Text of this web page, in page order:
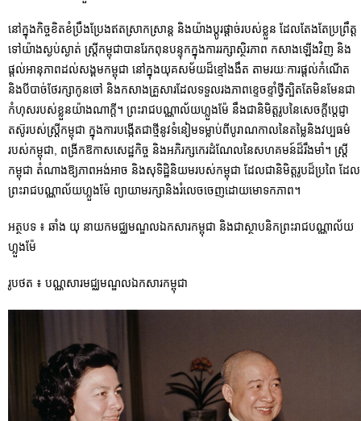
នៅក្នុង​កិច្ច​ខិតខំប្រឹង​ប្រែង​ឥតស្រាកស្រាន្ត និង​យ៉ាងប្តូរផ្តាច់​របស់​ខ្លួន ដែល​តែង​តែ​ប្រព្រឹត្ត
ទៅ​យ៉ាង​ស្ងប់​ស្ងាត់ ស្ត្រីកម្ពុជា​បាន​រែក​ពុន​បន្ទុក​ក្នុង​ការ​រក្សាស្ថិរភាព កសាង​ឡើងវិញ និង​
ផ្តល់​អានុភាព​ដល់​សង្គម​កម្ពុជា នៅក្នុង​យុគសម័យ​ដ៏ខ្មៅងងឹត តាមរយៈការ​ផ្តល់​កំណើត​
និង​បីបាច់ថែរក្សា​កូនចៅ និង​កសាងគ្រួសារ​ដែលទទួល​រងភាពខ្ទេចខ្ទាំថ្វីត្បិតតែ​​មិនមែនជា
កំហុសរបស់​ខ្លួនយ៉ាង​ណាក្តី​។​ ព្រះរាជបណ្ណាល័យហ្លួងម៉ែ នឹង​ជា​និមិត្ត​រូប​នៃ​សេចក្តីប្តេជ្ញា​
តស៊ូ​របស់​ស្ត្រី​កម្ពុជា ក្នុង​ការ​បង្កើត​ជាថ្មី​នូវ​ទំនៀមទម្លាប់ពីបូរាណកាល​នៃ​តម្លៃនិង​វប្បធម៌
របស់​កម្ពុជា, ពង្រីក​ឱកាស​សេដ្ឋកិច្ច និង​អភិរក្ស​កេរដំណែលនៃ​សហគមន៍​ដ៏​រឹងមាំ។ ស្ត្រី​
កម្ពុជា តំណាង​ឱ្យភាព​អង់អាច និង​សុទិដ្ឋិនិយមរបស់​កម្ពុជា​ ដែលជា​និមិត្តរូប​ដ៏ប្រពៃ​ ដែល​
ព្រះរាជបណ្ណាល័យ​ហ្លួងម៉ែ ព្យាយាមរក្សា​និង​រំលេច​ចេញ​ដោយ​មោទកភាព។​
អត្ថបទ ៖ ឆាំង យុ នាយកមជ្ឈមណ្ឌលឯកសារកម្ពុជា និងជាស្ថាបនិកព្រះរាជបណ្ណាល័យ
ហ្លួងម៉ែ
រូបថត ៖ បណ្ណសារមជ្ឈមណ្ឌលឯកសារកម្ពុជា